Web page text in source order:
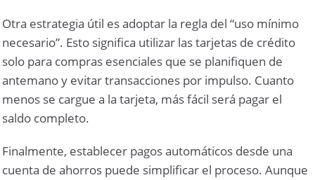
Otra estrategia útil es adoptar la regla del “uso mínimo
necesario”. Esto significa utilizar las tarjetas de crédito
solo para compras esenciales que se planifiquen de
antemano y evitar transacciones por impulso. Cuanto
menos se cargue a la tarjeta, más fácil será pagar el
saldo completo.
Finalmente, establecer pagos automáticos desde una
cuenta de ahorros puede simplificar el proceso. Aunque